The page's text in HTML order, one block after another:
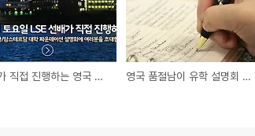
선배가 직접 진행하는 영국 명문 LSE 진학 설명회 영국 품절남이 유학 설명회 합니다.